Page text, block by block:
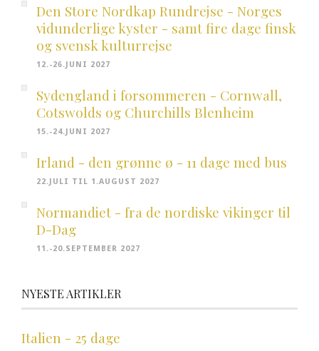
Den Store Nordkap Rundrejse - Norges
vidunderlige kyster - samt fire dage finsk
og svensk kulturrejse
12.-26.JUNI 2027
Sydengland i forsommeren - Cornwall,
Cotswolds og Churchills Blenheim
15.-24.JUNI 2027
Irland - den grønne ø - 11 dage med bus
22.JULI TIL 1.AUGUST 2027
Normandiet - fra de nordiske vikinger til
D-Dag
11.-20.SEPTEMBER 2027
NYESTE ARTIKLER
Italien - 25 dage